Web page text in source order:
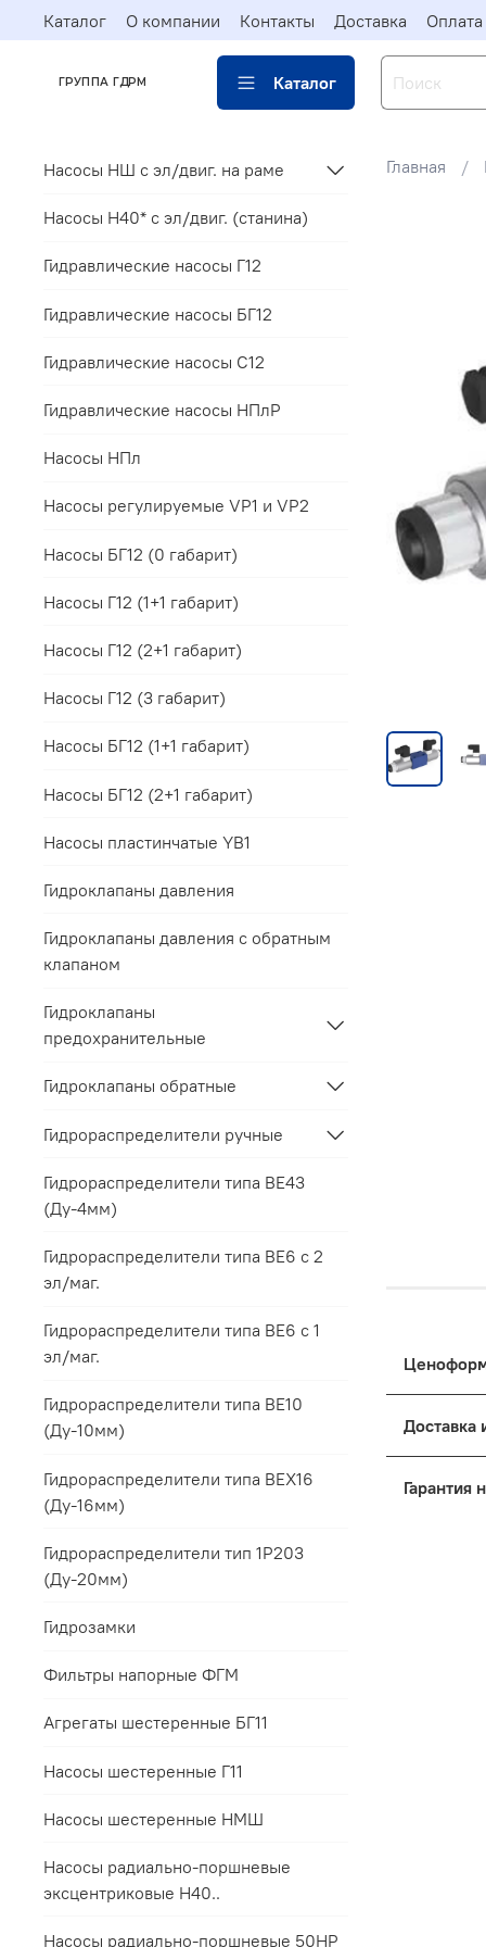
Каталог О компании Контакты Доставка Оплата
ГРУППА ГДРМ Каталог
Главная
к
Основные
Насосы НШ с эл/двиг. на раме
Насосы Н40* c эл/двиг. (станина)
Гидравлические насосы Г12
Гидравлические насосы БГ12
Гидравлические насосы С12
Гидравлические насосы НПлР
Насосы НПл
Насосы регулируемые VP1 и VP2
Насосы БГ12 (0 габарит)
Насосы Г12 (1+1 габарит)
Насосы Г12 (2+1 габарит)
Насосы Г12 (3 габарит)
Насосы БГ12 (1+1 габарит)
Насосы БГ12 (2+1 габарит)
Насосы пластинчатые YB1
Гидроклапаны давления
Гидроклапаны давления с обратным
клапаном
Гидроклапаны
предохранительные
Гидроклапаны обратные
Гидрораспределители ручные
Гидрораспределители типа ВЕ43
(Ду-4мм)
Гидрораспределители типа ВЕ6 с 2
эл/маг.
Гидрораспределители типа ВЕ6 с 1
эл/маг.
Гидрораспределители типа ВЕ10
(Ду-10мм)
Гидрораспределители типа ВЕХ16
(Ду-16мм)
Гидрораспределители тип 1Р203
(Ду-20мм)
Гидрозамки
Фильтры напорные ФГМ
Агрегаты шестеренные БГ11
Насосы шестеренные Г11
Насосы шестеренные НМШ
Насосы радиально-поршневые
эксцентриковые Н40..
Насосы радиально-поршневые 50НР